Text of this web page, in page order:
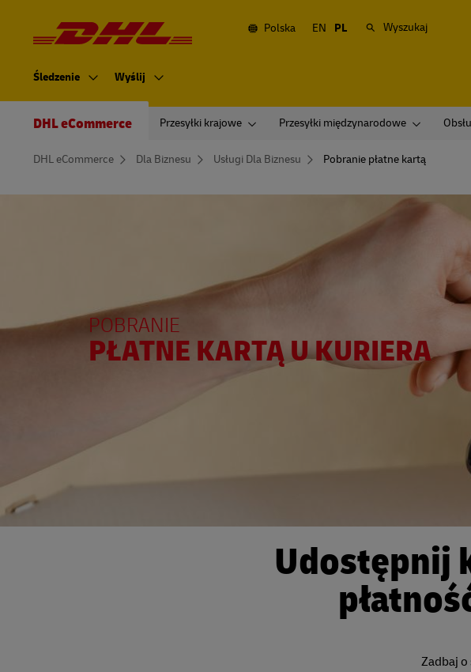
Nawigacja
główna
Polska EN PL Wyszukaj
Śledzenie Wyślij
DHL eCommerce Przesyłki krajowe Przesyłki międzynarodowe
You
are
DHL eCommerce Dla Biznesu Usługi Dla Biznesu Pobranie płatne kartą
POBRANIE
PŁATNE KARTĄ U KURIERA
Udostępnij
Zadbaj o